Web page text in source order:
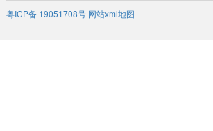
粤ICP备 19051708号 网站xml地图